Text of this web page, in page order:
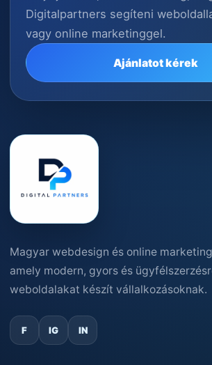
Digitalpartners segíteni
vagy online marketinggel.
Ajánlatot kérek
Magyar webdesign és online
amely modern, gyors és
weboldalakat készít vállalkozásoknak.
F IG IN